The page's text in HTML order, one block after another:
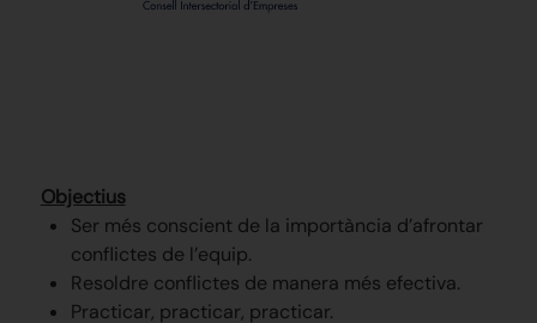
Objectius
Ser més conscient de la importància d’afrontar
conflictes de l’equip.
Resoldre conflictes de manera més efectiva.
Practicar, practicar, practicar.